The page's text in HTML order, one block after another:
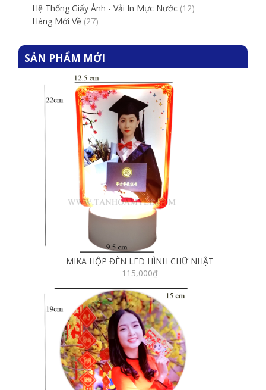
Hệ Thống Giấy Ảnh - Vải In Mực Nước (12)
Hàng Mới Về (27)
SẢN PHẨM MỚI
MIKA HỘP ĐÈN LED HÌNH CHỮ NHẬT
115,000₫